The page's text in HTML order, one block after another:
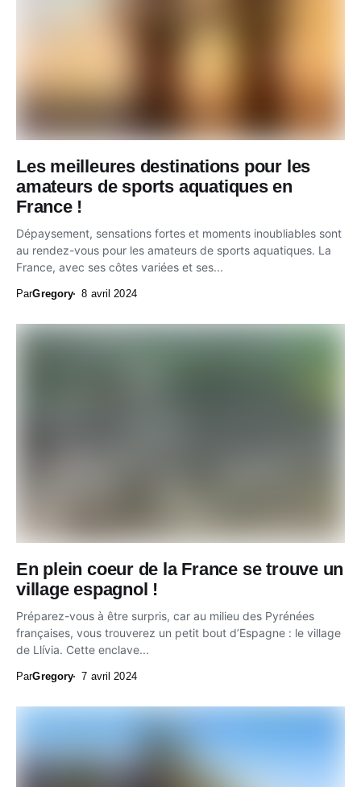
Les meilleures destinations pour les
amateurs de sports aquatiques en
France !
Dépaysement, sensations fortes et moments inoubliables sont
au rendez-vous pour les amateurs de sports aquatiques. La
France, avec ses côtes variées et ses...
ParGregory 8 avril 2024
En plein coeur de la France se trouve un
village espagnol !
Préparez-vous à être surpris, car au milieu des Pyrénées
françaises, vous trouverez un petit bout d’Espagne : le village
de Llívia. Cette enclave...
ParGregory 7 avril 2024